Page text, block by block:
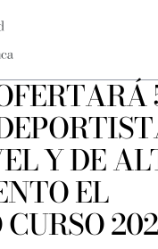
Y DE
EL